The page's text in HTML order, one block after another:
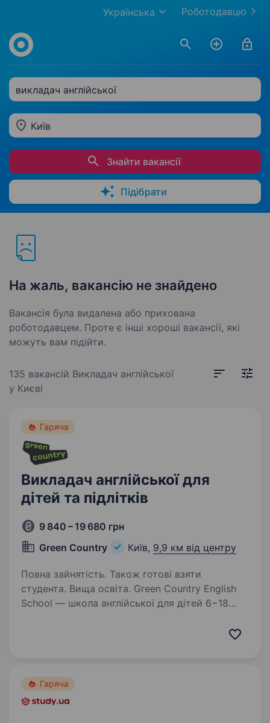
Роботодавцю
Українська
викладач англійської
Київ
Знайти вакансії
Підібрати
На жаль, вакансію не знайдено
Вакансія була видалена або прихована
роботодавцем. Проте є інші хороші вакансії, які
можуть вам підійти.
135 вакансій Викладач англійської
у Києві
Гаряча
Викладач англійської для
дітей та підлітків
9 840 – 19 680 грн
Green Country
Київ, 9,9 км від центру
Повна зайнятість. Також готові взяти
студента. Вища освіта. Green Country English
School — школа англійської для дітей 6−18
Гаряча